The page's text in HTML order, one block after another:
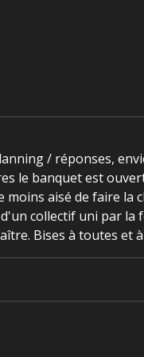
/ réponses,
le banquet est
moins aisé de faire
collectif uni par
Bises à toutes et